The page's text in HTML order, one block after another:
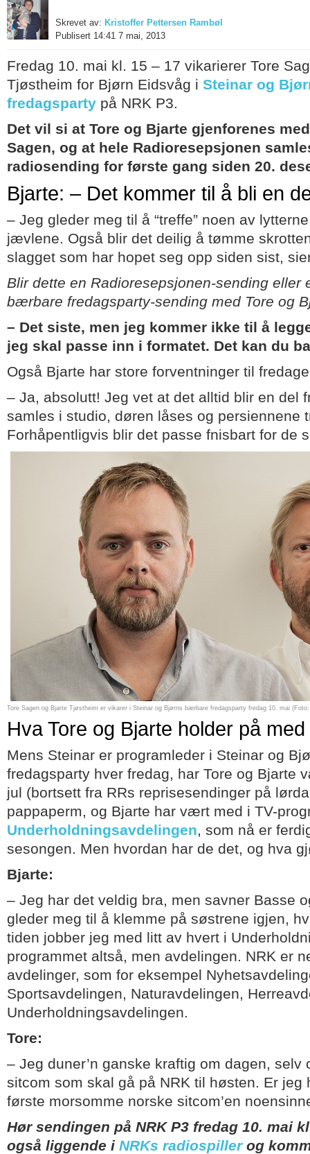
Skrevet av: Kristoffer Pettersen Rambøl
Publisert 14:41 7 mai, 2013
Fredag 10. mai kl. 15 – 17 vikarierer Tore
Tjøstheim for Bjørn Eidsvåg i Steinar og
fredagsparty på NRK P3.
Det vil si at Tore og Bjarte gjenforenes
Sagen, og at hele Radioresepsjonen
radiosending for første gang siden 20.
Bjarte: – Det kommer til å bli en
– Jeg gleder meg til å “treffe” noen av
jævlene. Også blir det deilig å tømme
slagget som har hopet seg opp siden sist,
Blir dette en Radioresepsjonen-sending eller
bærbare fredagsparty-sending med Tore og
– Det siste, men jeg kommer ikke til å
jeg skal passe inn i formatet. Det kan du
Også Bjarte har store forventninger til
– Ja, absolutt! Jeg vet at det alltid blir en del
samles i studio, døren låses og persiennene
Forhåpentligvis blir det passe fnisbart for de
Tore Sagen og Bjarte Tjøstheim er vikarer i Steinar og Bjørns bærbare fredagsparty fredag 10. mai
Hva Tore og Bjarte holder på
Mens Steinar er programleder i Steinar og
fredagsparty hver fredag, har Tore og Bjarte
jul (bortsett fra RRs reprisesendinger på
pappaperm, og Bjarte har vært med i TV-
Underholdningsavdelingen, som nå er
sesongen. Men hvordan har de det, og hva
Bjarte:
– Jeg har det veldig bra, men savner Basse
gleder meg til å klemme på søstrene igjen,
tiden jobber jeg med litt av hvert i
programmet altså, men avdelingen. NRK er
avdelinger, som for eksempel
Sportsavdelingen, Naturavdelingen,
Underholdningsavdelingen.
Tore:
– Jeg duner’n ganske kraftig om dagen, selv
sitcom som skal gå på NRK til høsten. Er jeg
første morsomme norske sitcom’en
Hør sendingen på NRK P3 fredag 10. mai
også liggende i NRKs radiospillerog